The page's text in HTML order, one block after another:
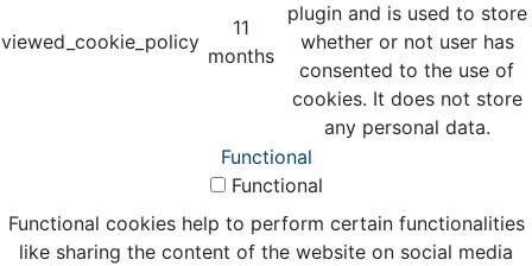
viewed_cookie_policy
11
months
plugin and is used to store
whether or not user has
consented to the use of
cookies. It does not store
any personal data.
Functional
Functional
Functional cookies help to perform certain functionalities
like sharing the content of the website on social media